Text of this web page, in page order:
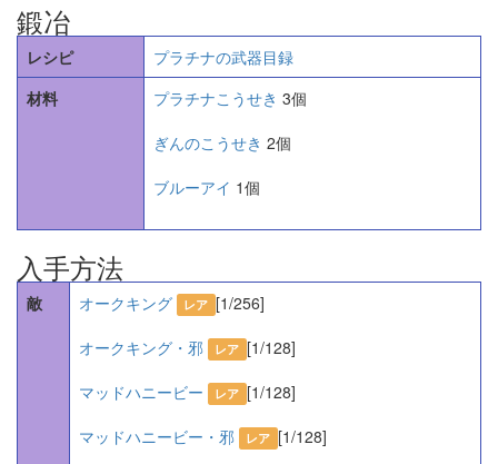
鍛冶
レシピ
プラチナの武器目録
材料
プラチナこうせき 3個
ぎんのこうせき 2個
ブルーアイ 1個
入手方法
敵 オークキング レア [1/256]
オークキング・邪
レア [1/128]
マッドハニービー
レア [1/128]
マッドハニービー・邪
レア [1/128]